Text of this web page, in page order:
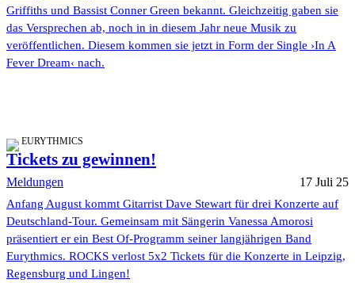
Griffiths und Bassist Conner Green bekannt. Gleichzeitig gaben sie
das Versprechen ab, noch in in diesem Jahr neue Musik zu
veröffentlichen. Diesem kommen sie jetzt in Form der Single ›In A
Fever Dream‹ nach.
EURYTHMICS
Tickets zu gewinnen!
Meldungen 17 Juli 25
Anfang August kommt Gitarrist Dave Stewart für drei Konzerte auf
Deutschland-Tour. Gemeinsam mit Sängerin Vanessa Amorosi
präsentiert er ein Best Of-Programm seiner langjährigen Band
Eurythmics. ROCKS verlost 5x2 Tickets für die Konzerte in Leipzig,
Regensburg und Lingen!